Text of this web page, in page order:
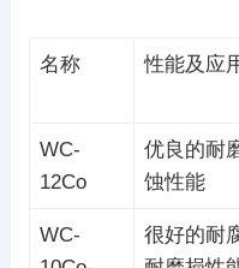
名称 性能及应
WC-
12Co
优良的耐
蚀性能
WC-
很好的耐